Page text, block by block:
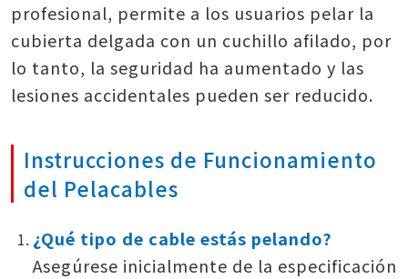
profesional, permite a los usuarios pelar la
cubierta delgada con un cuchillo afilado, por
lo tanto, la seguridad ha aumentado y las
lesiones accidentales pueden ser reducido.
Instrucciones de Funcionamiento
del Pelacables
¿Qué tipo de cable estás pelando?
Asegúrese inicialmente de la especificación